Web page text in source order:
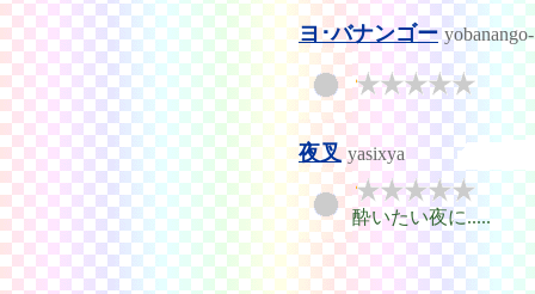
ヨ･バナンゴー yobanango-
夜叉 yasixya
酔いたい夜に.....